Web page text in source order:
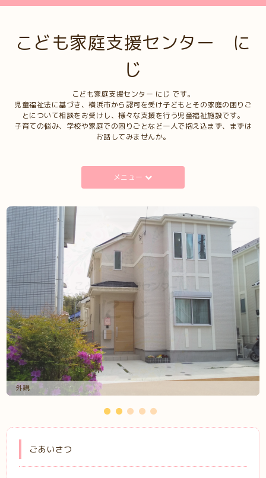
こども家庭支援センター に
じ
こども家庭支援センター にじ です。
児童福祉法に基づき、横浜市から認可を受け子どもとその家庭の困りご
とについて相談をお受けし、様々な支援を行う児童福祉施設です。
子育ての悩み、学校や家庭での困りごとなど一人で抱え込まず、まずは
お話してみませんか。
メニュー
外観
看板
ごあいさつ